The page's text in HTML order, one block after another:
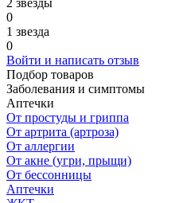
0
1 звезда
0
Войти и написать отзыв
Подбор товаров
Заболевания и симптомы
Аптечки
От простуды и гриппа
От артрита (артроза)
От аллергии
От акне (угри, прыщи)
От бессонницы
Аптечки